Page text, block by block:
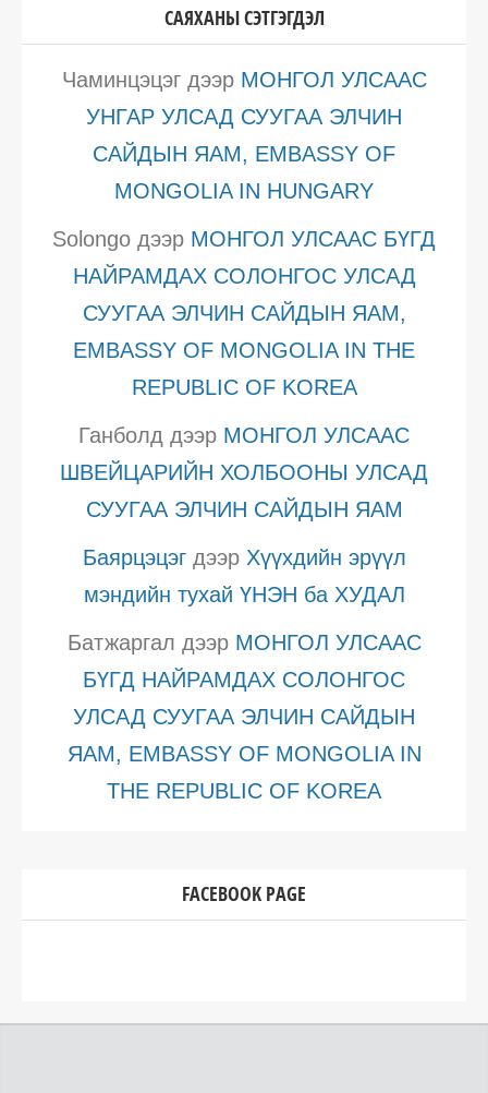
САЯХАНЫ СЭТГЭГДЭЛ
Чаминцэцэгдээр МОНГОЛ УЛСААС
УНГАР УЛСАД СУУГАА ЭЛЧИН
САЙДЫН ЯАМ, EMBASSY OF
MONGOLIA IN HUNGARY
Solongo дээр МОНГОЛ УЛСААС БҮГД
НАЙРАМДАХ СОЛОНГОС УЛСАД
СУУГАА ЭЛЧИН САЙДЫН ЯАМ,
EMBASSY OF MONGOLIA IN THE
REPUBLIC OF KOREA
Ганболд дээр МОНГОЛ УЛСААС
ШВЕЙЦАРИЙН ХОЛБООНЫ УЛСАД
СУУГАА ЭЛЧИН САЙДЫН ЯАМ
Баярцэцэгдээр Хүүхдийн эрүүл
мэндийн тухай ҮНЭН ба ХУДАЛ
Батжаргал дээр МОНГОЛ УЛСААС
БҮГД НАЙРАМДАХ СОЛОНГОС
УЛСАД СУУГАА ЭЛЧИН САЙДЫН
ЯАМ, EMBASSY OF MONGOLIA IN
THE REPUBLIC OF KOREA
FACEBOOK PAGE